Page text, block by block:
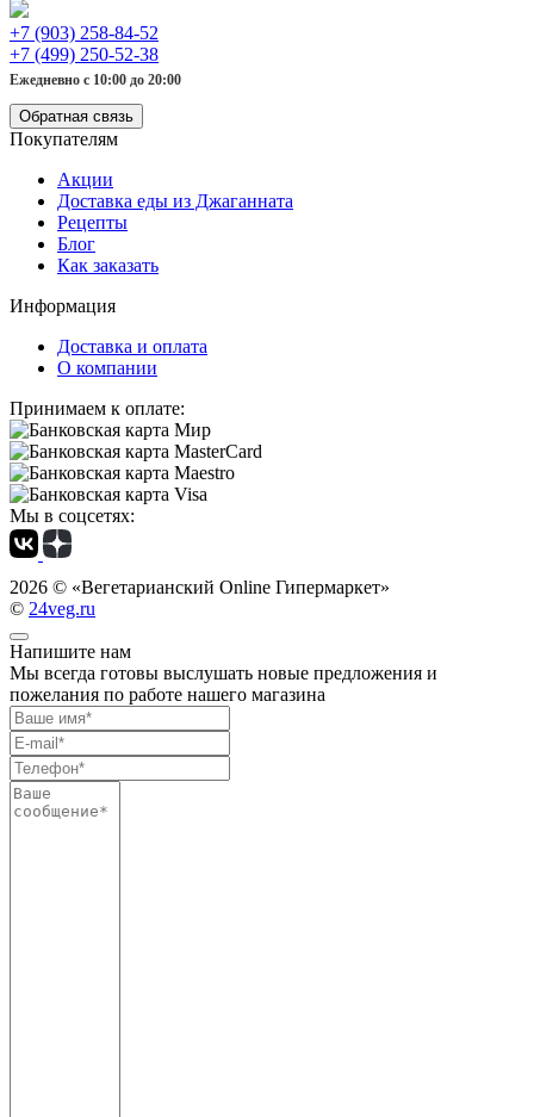
+7 (903) 258-84-52
+7 (499) 250-52-38
Ежедневно с 10:00 до 20:00
Обратная связь
Покупателям
Акции
Доставка еды из Джаганната
Рецепты
Блог
Как заказать
Информация
Доставка и оплата
О компании
Принимаем к оплате:
Мы в соцсетях:
2026 © «Вегетарианский Online Гипермаркет»
© 24veg.ru
Напишите нам
Мы всегда готовы выслушать новые предложения и
пожелания по работе нашего магазина